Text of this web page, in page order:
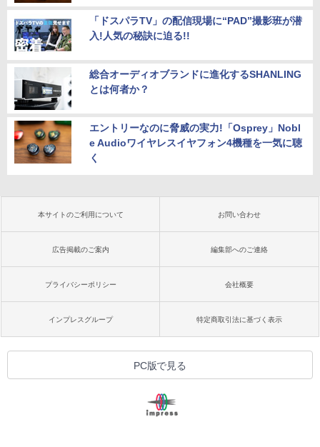
「ドスパラTV」の配信現場に“PAD”撮影班が潜
入!人気の秘訣に迫る!!
総合オーディオブランドに進化するSHANLING
とは何者か？
エントリーなのに脅威の実力!「Osprey」Nobl
e Audioワイヤレスイヤフォン4機種を一気に聴
く
本サイトのご利用について お問い合わせ
広告掲載のご案内 編集部へのご連絡
プライバシーポリシー 会社概要
インプレスグループ 特定商取引法に基づく表示
PC版で見る